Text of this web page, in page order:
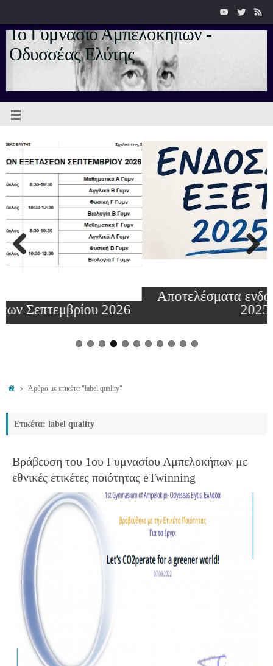
1ο Γυμνάσιο Αμπελοκήπων -
Οδυσσέας Ελύτης
Αποτελέσματα ενδοσχολικών εξετάσεων
2025-2026
Άρθρα με ετικέτα "label quality"
Ετικέτα: label quality
Βράβευση του 1ου Γυμνασίου Αμπελοκήπων με
εθνικές ετικέτες ποιότητας eTwinning